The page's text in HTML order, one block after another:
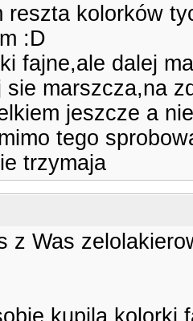
reszta kolorków
:D
fajne,ale dalej
marszcza,na
jeszcze a
tego
trzymaja
z Was
kupila kolorki